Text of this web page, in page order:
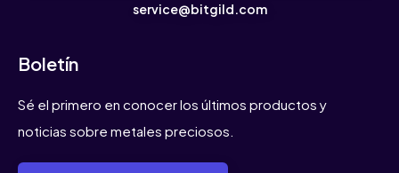
service@bitgild.com
Boletín
Sé el primero en conocer los últimos productos y
noticias sobre metales preciosos.